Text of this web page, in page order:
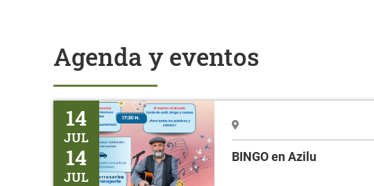
Agenda y eventos
BINGO en Azilu
14
JUL
14
JUL
BINGO en Azilu